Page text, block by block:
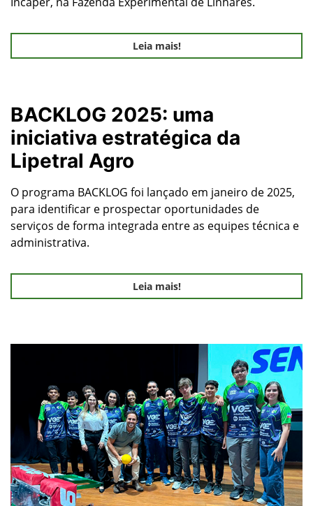
Leia mais!
BACKLOG 2025: uma
iniciativa estratégica da
Lipetral Agro
O programa BACKLOG foi lançado em janeiro de 2025,
para identificar e prospectar oportunidades de
serviços de forma integrada entre as equipes técnica e
administrativa.
Leia mais!